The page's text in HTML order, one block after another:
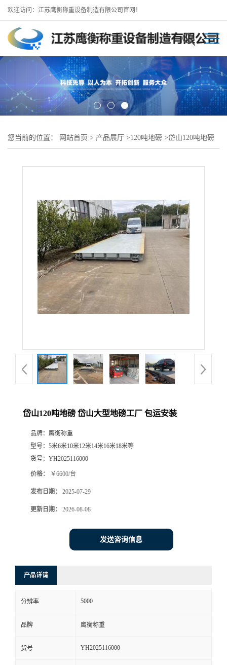
欢迎访问：江苏鹰衡称重设备制造有限公司官网！
您当前的位置： 网站首页 > 产品展厅 >120吨地磅 >岱山120吨地磅
岱山120吨地磅 岱山大型地磅工厂 包运安装
品牌： 鹰衡称重
型号： 5米6米10米12米14米16米18米等
货号： YH2025116000
价格： ￥6600/台
发布日期： 2025-07-29
更新日期： 2026-08-08
发送咨询信息
产品详请
分辨率 5000
品牌 鹰衡称重
货号 YH2025116000